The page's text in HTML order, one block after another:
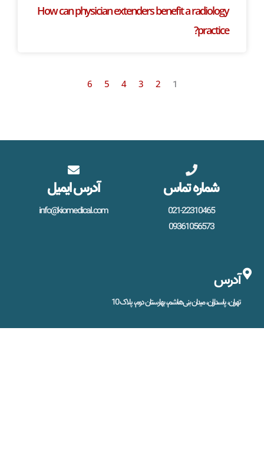
How can physician extenders benefit a radiology
practice?
2
3
4
5
6
شماره تماس
021-22310465
09361056573
آدرس ایمیل
info@kiomedical.com
آدرس
تهران، پاسداران، میدان بنی‌هاشم، بهارستان دوم، پلاک 10